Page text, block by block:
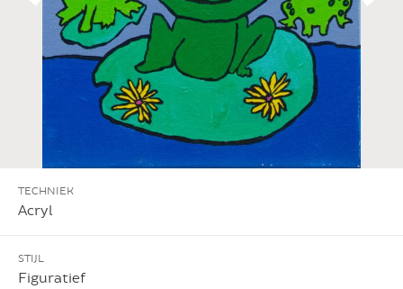
TECHNIEK
Acryl
STIJL
Figuratief